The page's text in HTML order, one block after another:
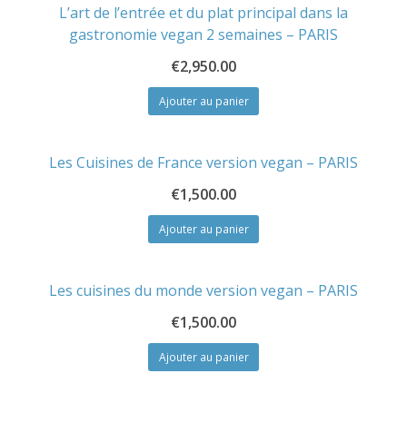
L’art de l’entrée et du plat principal dans la
gastronomie vegan 2 semaines – PARIS
€2,950.00
Ajouter au panier
Les Cuisines de France version vegan – PARIS
€1,500.00
Ajouter au panier
Les cuisines du monde version vegan – PARIS
€1,500.00
Ajouter au panier